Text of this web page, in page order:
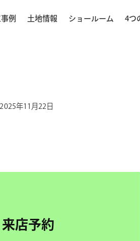
例 土地情報 ショールーム 4つ
2025年11月22日
来店予約